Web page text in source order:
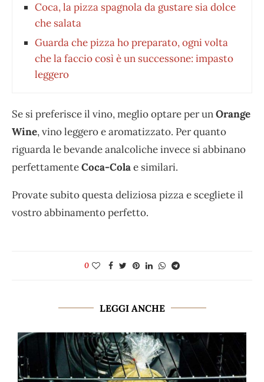
Coca, la pizza spagnola da gustare sia dolce
che salata
Guarda che pizza ho preparato, ogni volta
che la faccio così è un successone: impasto
leggero
Se si preferisce il vino, meglio optare per unOrange
Wine, vino leggero e aromatizzato. Per quanto
riguarda le bevande analcoliche invece si abbinano
perfettamenteCoca-Colae similari.
Provate subito questa deliziosa pizza e scegliete il
vostro abbinamento perfetto.
0
LEGGI ANCHE